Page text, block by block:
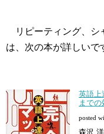
リピーティング、シ
は、次の本が詳しいで
英語上
まで
posted
森沢